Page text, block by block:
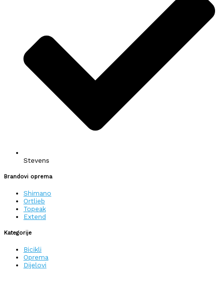
Stevens
Brandovi oprema
Shimano
Ortlieb
Topeak
Extend
Kategorije
Bicikli
Oprema
Dijelovi